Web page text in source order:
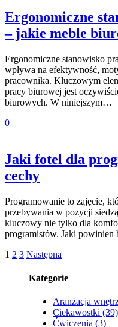
Ergonomiczne
– jakie meble
Ergonomiczne stanowisko
wpływa na efektywność,
pracownika. Kluczowym
pracy biurowej jest
biurowych. W niniejszym…
0
Jaki fotel dla
cechy
Programowanie to zajęcie,
przebywania w pozycji
kluczowy nie tylko dla
programistów. Jaki
1 2 3 Następna
Kategorie
Aranżacja
Ciekawostki (39)
Ćwiczenia (3)